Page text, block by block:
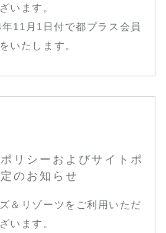
います。
11月1日付で都プラス会員
いたします。
リシーおよびサイトポ
のお知らせ
＆リゾーツをご利用いただ
います。